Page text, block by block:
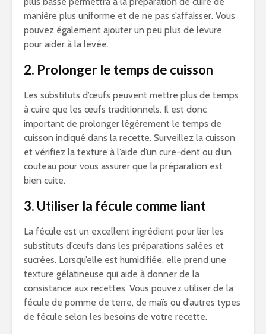
manière plus uniforme et de ne pas s’affaisser. Vous
pouvez également ajouter un peu plus de levure
pour aider à la levée.
2. Prolonger le temps de cuisson
Les substituts d’œufs peuvent mettre plus de temps
à cuire que les œufs traditionnels. Il est donc
important de prolonger légèrement le temps de
cuisson indiqué dans la recette. Surveillez la cuisson
et vérifiez la texture à l’aide d’un cure-dent ou d’un
couteau pour vous assurer que la préparation est
bien cuite.
3. Utiliser la fécule comme liant
La fécule est un excellent ingrédient pour lier les
substituts d’œufs dans les préparations salées et
sucrées. Lorsqu’elle est humidifiée, elle prend une
texture gélatineuse qui aide à donner de la
consistance aux recettes. Vous pouvez utiliser de la
fécule de pomme de terre, de maïs ou d’autres types
de fécule selon les besoins de votre recette.